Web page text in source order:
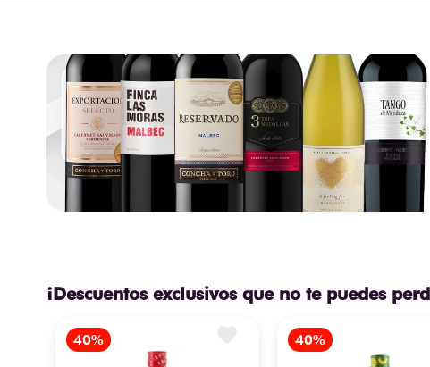
¡Descuentos exclusivos que no te puedes